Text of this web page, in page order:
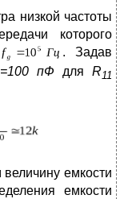
низкой частоты
которого
. Задав
=100 пФ дляR11
емкости
емкости